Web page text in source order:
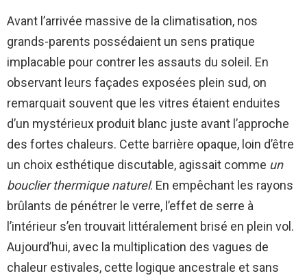
Avant l’arrivée massive de la climatisation, nos
grands-parents possédaient un sens pratique
implacable pour contrer les assauts du soleil. En
observant leurs façades exposées plein sud, on
remarquait souvent que les vitres étaient enduites
d’un mystérieux produit blanc juste avant l’approche
des fortes chaleurs. Cette barrière opaque, loin d’être
un choix esthétique discutable, agissait comme un
bouclier thermique naturel. En empêchant les rayons
brûlants de pénétrer le verre, l’effet de serre à
l’intérieur s’en trouvait littéralement brisé en plein vol.
Aujourd’hui, avec la multiplication des vagues de
chaleur estivales, cette logique ancestrale et sans